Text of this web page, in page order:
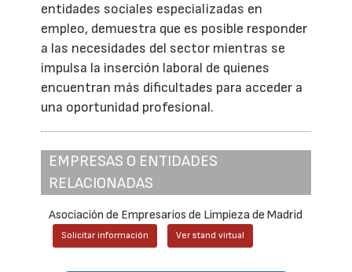
entidades sociales especializadas en
empleo, demuestra que es posible responder
a las necesidades del sector mientras se
impulsa la inserción laboral de quienes
encuentran más dificultades para acceder a
una oportunidad profesional.
EMPRESAS O ENTIDADES
RELACIONADAS
Asociación de Empresarios de Limpieza de Madrid
Solicitar información Ver stand virtual